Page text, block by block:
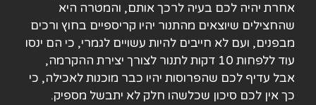
אחרת יהיה לכם בעיה לרכך אותם, והמטרה היא
שהחצילים שיוצאים מהתנור יהיו קריספיים בחוץ ורכים
מבפנים, ועם לא חייבים להיות עשויים לגמרי, כי הם ינסו
עוד ללפחות 10 דקות לתנור לצורך יצירת ההקרמה,
אבל עדיף לכם שהפרוסות יהיו כבר מוכנות לאכילה, כי
כך אין לכם סיכון שכלשהו חלק לא יתבשל מספיק.